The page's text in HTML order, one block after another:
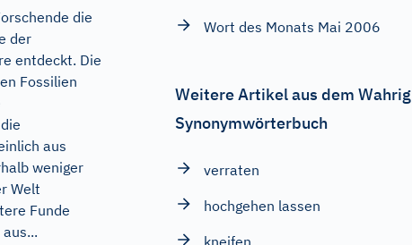
die
der
entdeckt. Die
Fossilien
aus
weniger
Welt
Funde
Wort des Monats Mai 2006
Weitere Artikel aus dem Wahrig
Synonymwörterbuch
verraten
hochgehen lassen
kneifen